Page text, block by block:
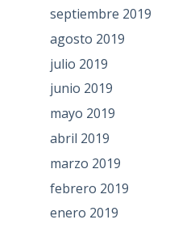
septiembre 2019
agosto 2019
julio 2019
junio 2019
mayo 2019
abril 2019
marzo 2019
febrero 2019
enero 2019